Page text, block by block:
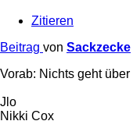
Zitieren
Beitrag von Sackzecke
Vorab: Nichts geht
Jlo
Nikki Cox